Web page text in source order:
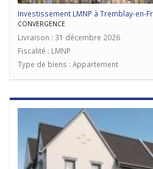
Investissement LMNP à Tremblay-en-
CONVERGENCE
Livraison : 31 décembre 2026
Fiscalité : LMNP
Type de biens : Appartement